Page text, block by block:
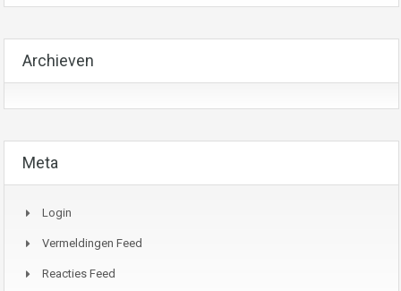
Archieven
Meta
Login
Vermeldingen Feed
Reacties Feed